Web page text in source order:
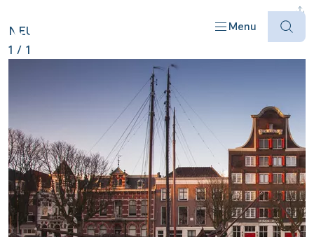
Menu
Offres
Destinations
NEU
1 / 1